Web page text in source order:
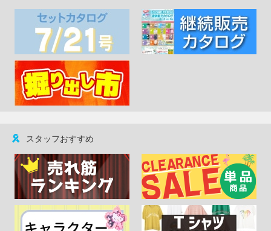
スタッフおすすめ